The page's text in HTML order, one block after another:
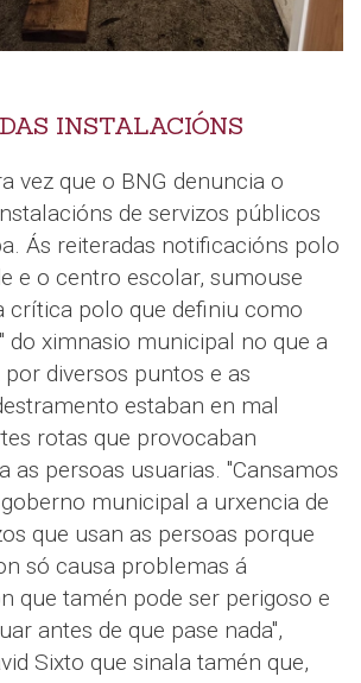
INSTALACIÓNS
vez que o BNG denuncia o
de servizos públicos
Ás reiteradas notificacións polo
e o centro escolar, sumouse
crítica polo que definiu como
do ximnasio municipal no que a
diversos puntos e as
estaban en mal
rotas que provocaban
as persoas usuarias. "Cansamos
municipal a urxencia de
que usan as persoas porque
só causa problemas á
que tamén pode ser perigoso e
antes de que pase nada",
Sixto que sinala tamén que,